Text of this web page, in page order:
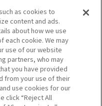
ポリシー
as cookies to
content and ads.
about how we use
each cookie. We may
use of our website
partners, who may
you have provided
from your use of their
use cookies for our
click “Reject All